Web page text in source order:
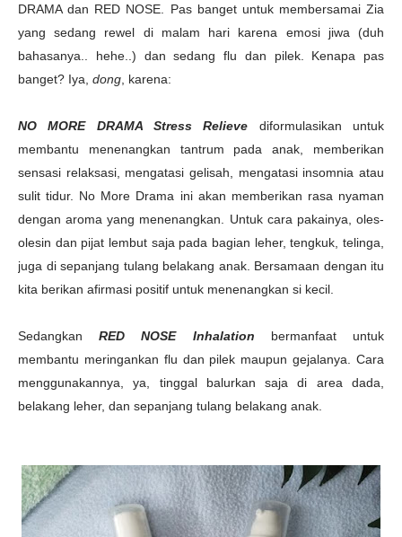
DRAMA dan RED NOSE. Pas banget untuk membersamai Zia
yang sedang rewel di malam hari karena emosi jiwa (duh
bahasanya.. hehe..) dan sedang flu dan pilek. Kenapa pas
banget? Iya, dong , karena:
NO MORE DRAMA Stress Relieve diformulasikan untuk
membantu menenangkan tantrum pada anak, memberikan
sensasi relaksasi, mengatasi gelisah, mengatasi insomnia atau
sulit tidur. No More Drama ini akan memberikan rasa nyaman
dengan aroma yang menenangkan. Untuk cara pakainya, oles-
olesin dan pijat lembut saja pada bagian leher, tengkuk, telinga,
juga di sepanjang tulang belakang anak. Bersamaan dengan itu
kita berikan afirmasi positif untuk menenangkan si kecil.
SedangkanRED NOSE Inhalation bermanfaat untuk
membantu meringankan flu dan pilek maupun gejalanya. Cara
menggunakannya, ya, tinggal balurkan saja di area dada,
belakang leher, dan sepanjang tulang belakang anak.